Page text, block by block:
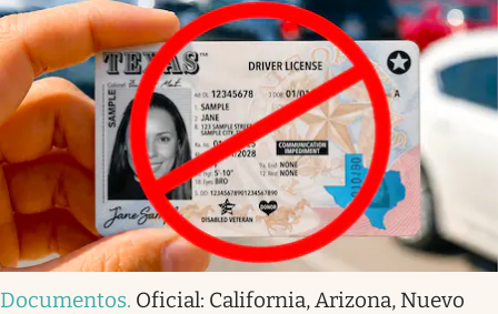
Documentos. Oficial: California, Arizona, Nuevo